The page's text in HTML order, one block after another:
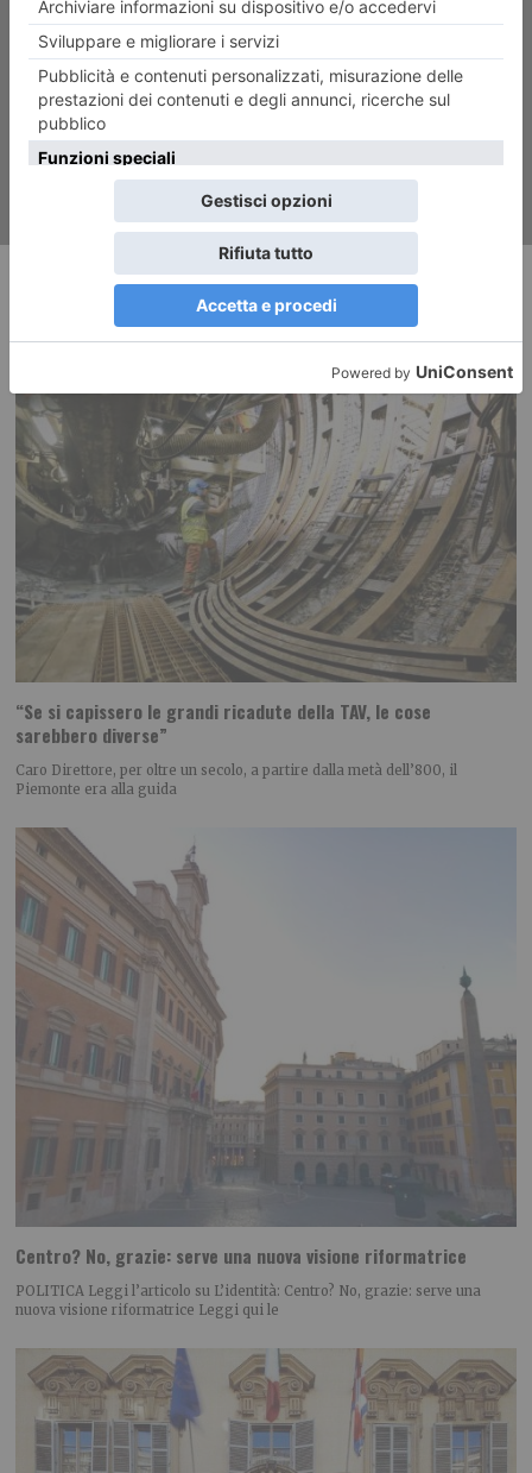
Il colloquio di lavoro: debutta
a Torino “Le faremo sapere”
RECENTI:
“Se si capissero le grandi ricadute della TAV, le cose
sarebbero diverse”
Caro Direttore, per oltre un secolo, a partire dalla metà dell’800, il
Piemonte era alla guida
Centro? No, grazie: serve una nuova visione riformatrice
POLITICA Leggi l’articolo su L’identità: Centro? No, grazie: serve una
nuova visione riformatrice Leggi qui le